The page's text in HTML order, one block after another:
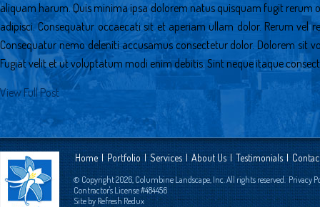
aliquam harum. Quis minima ipsa dolorem natus quisquam fugit rerum
adipisci. Consequatur occaecati sit et aperiam ullam dolor. Rerum
Consequatur nemo deleniti accusamus consectetur dolor. Dolorem
Fugiat velit et ut voluptatum modi enim debitis. Sint neque itaque
View Full Post
Home | Portfolio |Services | About Us| Testimonials|
© Copyright 2026, Columbine Landscape, Inc. All rights reserved.Privacy
Contractor's License #484456
Site by Refresh Redux